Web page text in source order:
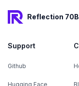
FooterReflection 70B
Support
Github
Hugging Face